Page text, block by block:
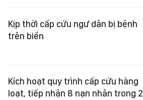
Kịp thời cấp cứu ngư dân bị bệnh
trên biển
Kích hoạt quy trình cấp cứu hàng
loạt, tiếp nhận 8 nạn nhân trong 2